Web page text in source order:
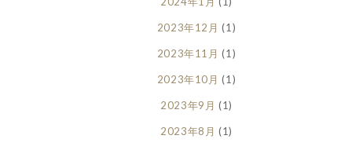
2023年12月 (1)
2023年11月 (1)
2023年10月 (1)
2023年9月 (1)
2023年8月 (1)